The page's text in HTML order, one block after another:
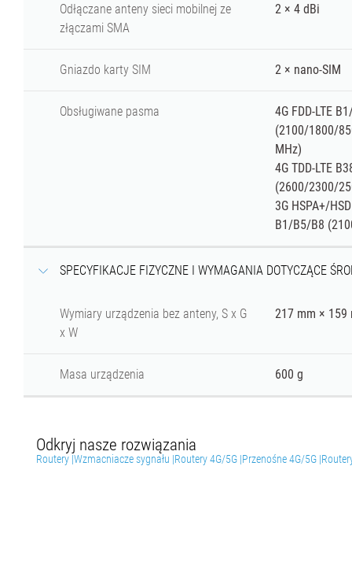
Odłączane anteny sieci mobilnej ze
złączami SMA
2 × 4 dBi
Gniazdo karty SIM 2 × nano-SIM
Obsługiwane pasma
4G FDD-LTE
(2100/1800/
MHz)
4G TDD-LTE
(2600/2300/
3G HSPA+/
B1/B5/B8
SPECYFIKACJE FIZYCZNE I WYMAGANIA DOTYCZĄCE
Wymiary urządzenia bez anteny, S x G
x W
217 mm × 159
Masa urządzenia 600 g
Odkryj nasze rozwiązania
Routery |Wzmacniacze sygnału |Routery 4G/5G |Przenośne 4G/5G |